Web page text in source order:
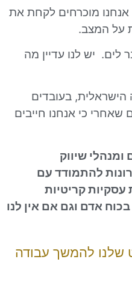
לקחת את
עדיין מה
בעובדים
אנחנו חייבים
עם
וגם אם אין לנו
עבודה